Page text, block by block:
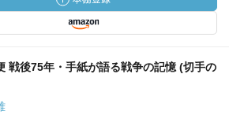
戦後75年・手紙が語る戦争の記憶 (切手の